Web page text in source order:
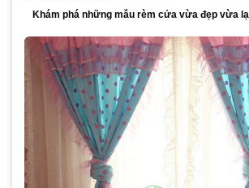
Khám phá những mẫu rèm cửa vừa đẹp vừa lạ